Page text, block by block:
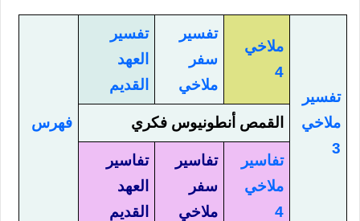
تفسير
ملاخي
3
ملاخي
4
تفسير
سفر
ملاخي
تفسير
العهد
القديم
فهرس القمص أنطونيوس فكري
تفاسير
ملاخي
4
تفاسير
سفر
ملاخي
تفاسير
العهد
القديم